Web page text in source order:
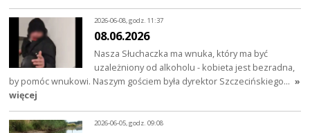
2026-06-08, godz. 11:37
08.06.2026
Nasza Słuchaczka ma wnuka, który ma być
uzależniony od alkoholu - kobieta jest bezradna,
by pomóc wnukowi. Naszym gościem była dyrektor Szczecińskiego… »
więcej
2026-06-05, godz. 09:08